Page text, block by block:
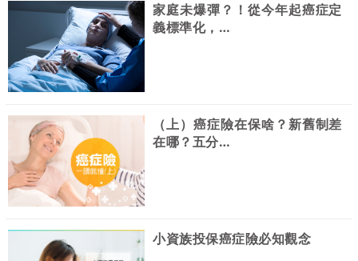
家庭未爆彈？！從今年起癌症定
義標準化，…
（上）癌症險在保啥？新舊制差
在哪？五分…
小資族投保癌症險必知觀念